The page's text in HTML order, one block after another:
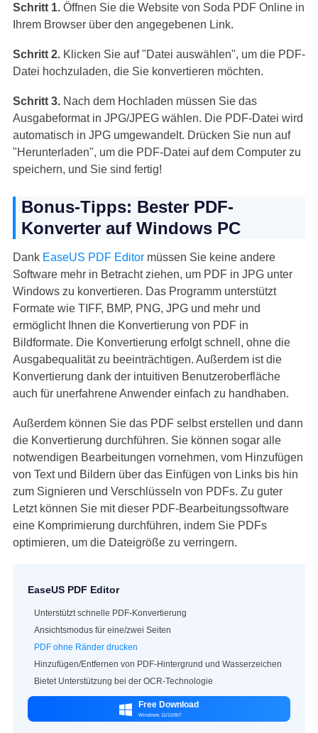
Schritt 1.Öffnen Sie die Website von Soda PDF Online in
Ihrem Browser über den angegebenen Link.
Schritt 2.Klicken Sie auf "Datei auswählen", um die PDF-
Datei hochzuladen, die Sie konvertieren möchten.
Schritt 3.Nach dem Hochladen müssen Sie das
Ausgabeformat in JPG/JPEG wählen. Die PDF-Datei wird
automatisch in JPG umgewandelt. Drücken Sie nun auf
"Herunterladen", um die PDF-Datei auf dem Computer zu
speichern, und Sie sind fertig!
Bonus-Tipps: Bester PDF-
Konverter auf Windows PC
Dank EaseUS PDF Editormüssen Sie keine andere
Software mehr in Betracht ziehen, um PDF in JPG unter
Windows zu konvertieren. Das Programm unterstützt
Formate wie TIFF, BMP, PNG, JPG und mehr und
ermöglicht Ihnen die Konvertierung von PDF in
Bildformate. Die Konvertierung erfolgt schnell, ohne die
Ausgabequalität zu beeinträchtigen. Außerdem ist die
Konvertierung dank der intuitiven Benutzeroberfläche
auch für unerfahrene Anwender einfach zu handhaben.
Außerdem können Sie das PDF selbst erstellen und dann
die Konvertierung durchführen. Sie können sogar alle
notwendigen Bearbeitungen vornehmen, vom Hinzufügen
von Text und Bildern über das Einfügen von Links bis hin
zum Signieren und Verschlüsseln von PDFs. Zu guter
Letzt können Sie mit dieser PDF-Bearbeitungssoftware
eine Komprimierung durchführen, indem Sie PDFs
optimieren, um die Dateigröße zu verringern.
EaseUS PDF Editor
Unterstützt schnelle PDF-Konvertierung
Ansichtsmodus für eine/zwei Seiten
PDF ohne Ränder drucken
Hinzufügen/Entfernen von PDF-Hintergrund und Wasserzeichen
Bietet Unterstützung bei der OCR-Technologie
 Free Download
Windows 11/10/8/7